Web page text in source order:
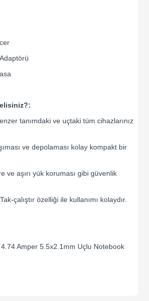
tanımdaki ve uçtaki tüm cihazlarınız
ve depolaması kolay kompakt bir
ve aşırı yük koruması gibi güvenlik
çalıştır özelliği ile kullanımı kolaydır.
Amper 5.5x2.1mm Uçlu Notebook